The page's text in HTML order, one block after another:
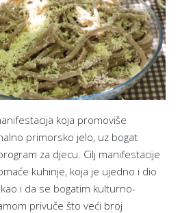
koja promoviše
primorsko jelo, uz bogat
za djecu. Cilj manifestacije
kuhinje, koja je ujedno i dio
i da se bogatim kulturno-
privuče što veći broj